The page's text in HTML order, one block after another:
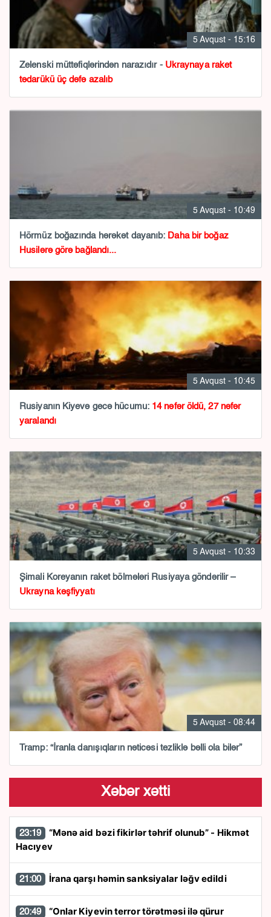
5 Avqust - 15:16
Zelenski müttəfiqlərindən narazıdır - Ukraynaya raket
tədarükü üç dəfə azalıb
5 Avqust - 10:49
Hörmüz boğazında hərəkət dayanıb: Daha bir boğaz
Husilərə görə bağlandı...
5 Avqust - 10:45
Rusiyanın Kiyevə gecə hücumu: 14 nəfər öldü, 27 nəfər
yaralandı
5 Avqust - 10:33
Şimali Koreyanın raket bölmələri Rusiyaya göndərilir –
Ukrayna kəşfiyyatı
5 Avqust - 08:44
Tramp: “İranla danışıqların nəticəsi tezliklə bəlli ola bilər”
Xəbər xətti
23:19
Hacıyev
21:00 İrana qarşı həmin sanksiyalar ləğv edildi
20:49